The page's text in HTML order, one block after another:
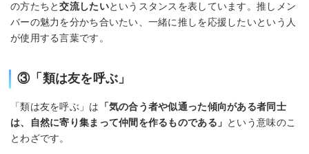
の方たちと交流したいというスタンスを表しています。推しメン
バーの魅力を分かち合いたい、一緒に推しを応援したいという人
が使用する言葉です。
③「類は友を呼ぶ」
「類は友を呼ぶ」は 「気の合う者や似通った傾向がある者同士
は、自然に寄り集まって仲間を作るものである」 という意味のこ
とわざです。